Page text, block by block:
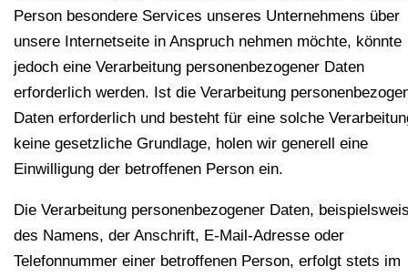
Person besondere Services unseres Unternehmens über
unsere Internetseite in Anspruch nehmen möchte, könnte
jedoch eine Verarbeitung personenbezogener Daten
erforderlich werden. Ist die Verarbeitung
Daten erforderlich und besteht für eine solche
keine gesetzliche Grundlage, holen wir generell eine
Einwilligung der betroffenen Person ein.
Die Verarbeitung personenbezogener Daten,
des Namens, der Anschrift, E-Mail-Adresse oder
Telefonnummer einer betroffenen Person, erfolgt stets im